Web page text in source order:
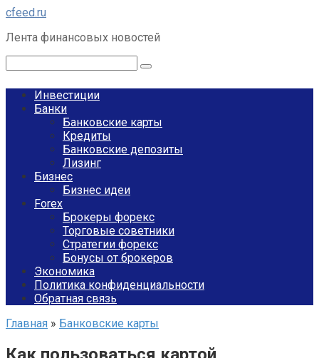
Перейти
контенту
cfeed.ru
Лента финансовых новостей
Инвестиции
Банки
Банковские карты
Кредиты
Банковские депозиты
Лизинг
Бизнес
Бизнес идеи
Forex
Брокеры форекс
Торговые советники
Стратегии форекс
Бонусы от брокеров
Экономика
Политика конфиденциальности
Обратная связь
Главная » Банковские карты